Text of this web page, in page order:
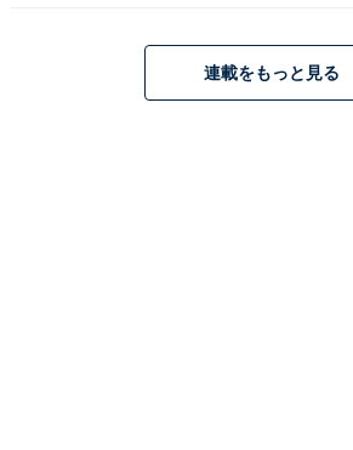
孔明のような作品を観るのが初めて
道・30代女性）、「漫画原作のドラ
連載をもっと見る